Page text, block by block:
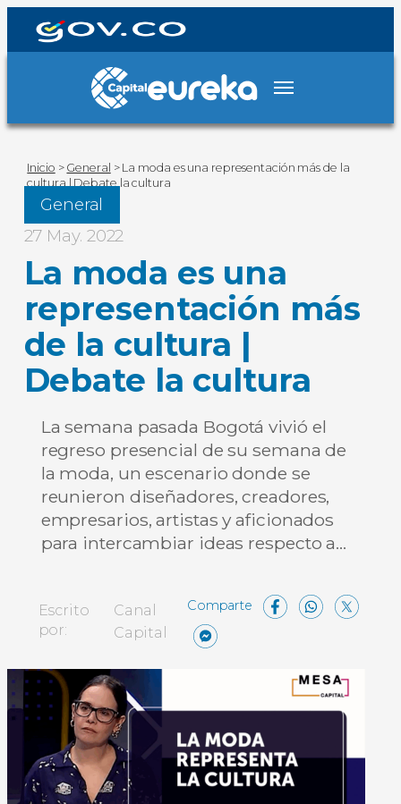
Inicio > General > La moda es una representación más de la
cultura | Debate la cultura
General
27 May. 2022
La moda es una
representación más
de la cultura |
Debate la cultura
La semana pasada Bogotá vivió el
regreso presencial de su semana de
la moda, un escenario donde se
reunieron diseñadores, creadores,
empresarios, artistas y aficionados
para intercambiar ideas respecto a…
Escrito
por:
Canal
Capital